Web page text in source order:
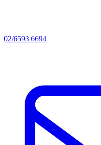
02/6593 6694